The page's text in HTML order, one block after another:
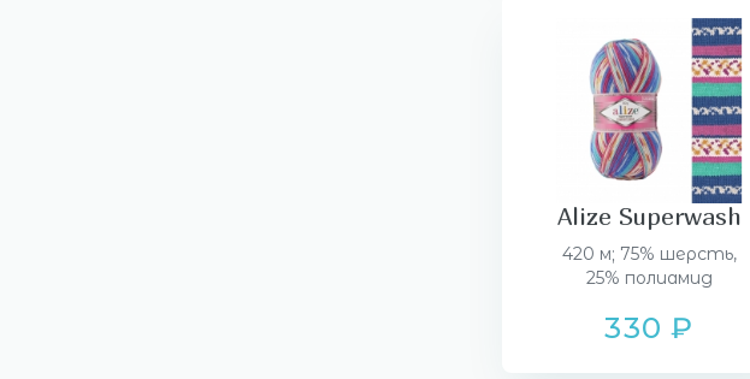
Alize Superwash
420 м; 75% шерсть,
25% полиамид
330 ₽